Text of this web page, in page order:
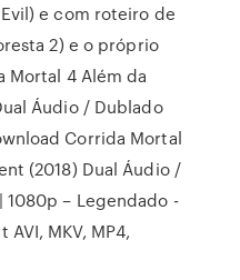
e com roteiro de
2) e o próprio
Mortal 4 Além da
Áudio / Dublado
Corrida Mortal
(2018) Dual Áudio /
1080p – Legendado -
MKV, MP4,